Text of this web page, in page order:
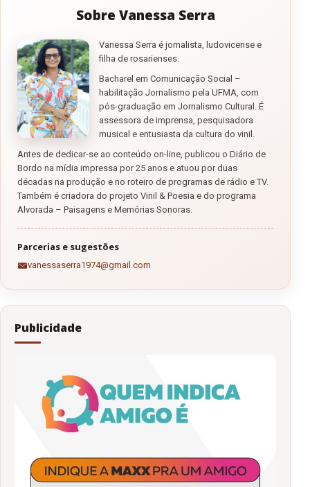
Sobre Vanessa Serra
Vanessa Serra é jornalista, ludovicense e
filha de rosarienses.
Bacharel em Comunicação Social –
habilitação Jornalismo pela UFMA, com
pós-graduação em Jornalismo Cultural. É
assessora de imprensa, pesquisadora
musical e entusiasta da cultura do vinil.
Antes de dedicar-se ao conteúdo on-line, publicou o Diário de
Bordo na mídia impressa por 25 anos e atuou por duas
décadas na produção e no roteiro de programas de rádio e TV.
Também é criadora do projeto Vinil & Poesia e do programa
Alvorada – Paisagens e Memórias Sonoras.
Parcerias e sugestões
vanessaserra1974@gmail.com
Publicidade